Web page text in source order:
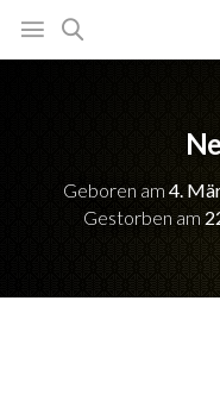
Geboren am 4.
Gestorben am